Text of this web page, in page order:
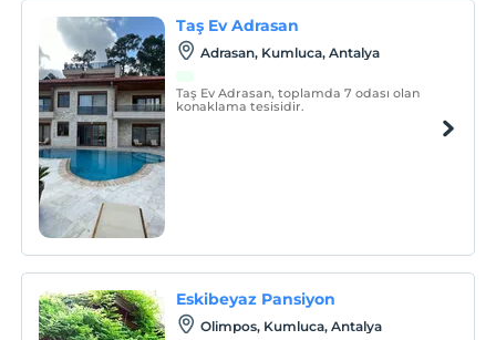
Taş Ev Adrasan
Adrasan, Kumluca, Antalya
Taş Ev Adrasan, toplamda 7 odası olan
konaklama tesisidir.
Eskibeyaz Pansiyon
Olimpos, Kumluca, Antalya